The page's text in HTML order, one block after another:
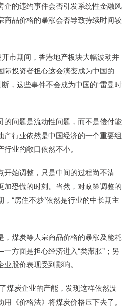
企的违约事件会否引发系统性金融风
商品价格的暴涨会否导致持续时间较
市期间，香港地产板块大幅波动并
际投资者担心这会演变成为中国的
，这些事件不会成为中国的“雷曼时
的问题是流动性问题，而不是偿付能
产行业依然是中国经济的一个重要组
业的敞口依然不小。
开始调整，只是中间的过程尚不清
加恐慌的时刻。当然，对政策调整的
“房住不炒”依然是行业的中长期主
，煤炭等大宗商品价格的暴涨及能耗
方面是担心经济进入“类滞胀”；另
股价表现受到影响。
煤炭企业的产能，发现这样依然没
《价格法》将煤炭价格压下去了。